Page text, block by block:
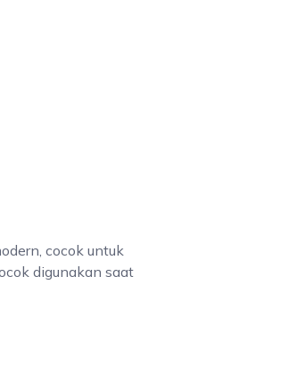
cocok untuk
digunakan saat